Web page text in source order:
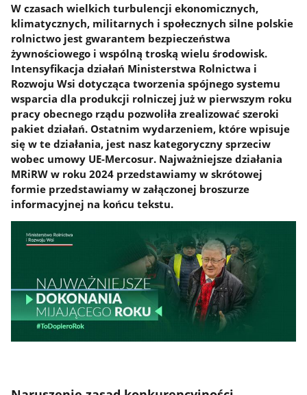
W czasach wielkich turbulencji ekonomicznych,
klimatycznych, militarnych i społecznych silne polskie
rolnictwo jest gwarantem bezpieczeństwa
żywnościowego i wspólną troską wielu środowisk.
Intensyfikacja działań Ministerstwa Rolnictwa i
Rozwoju Wsi dotycząca tworzenia spójnego systemu
wsparcia dla produkcji rolniczej już w pierwszym roku
pracy obecnego rządu pozwoliła zrealizować szeroki
pakiet działań. Ostatnim wydarzeniem, które wpisuje
się w te działania, jest nasz kategoryczny sprzeciw
wobec umowy UE-Mercosur. Najważniejsze działania
MRiRW w roku 2024 przedstawiamy w skrótowej
formie przedstawiamy w załączonej broszurze
informacyjnej na końcu tekstu.